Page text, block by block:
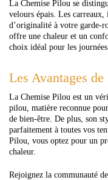
La Chemise Pilou se
velours épais. Les carreaux,
d’originalité à votre garde-
offre une chaleur et un
choix idéal pour les
Les Avantages
La Chemise Pilou est un
pilou, matière reconnue
de bien-être. De plus, son
parfaitement à toutes vos
Pilou, vous optez pour un
chaleur.
Rejoignez la communauté